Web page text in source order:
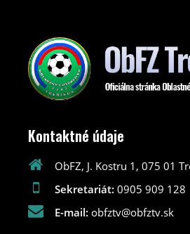
Kontaktné údaje
ObFZ, J. Kostru 1, 075 01
Sekretariát: 0905 909 128
E-mail: obfztv@obfztv.sk